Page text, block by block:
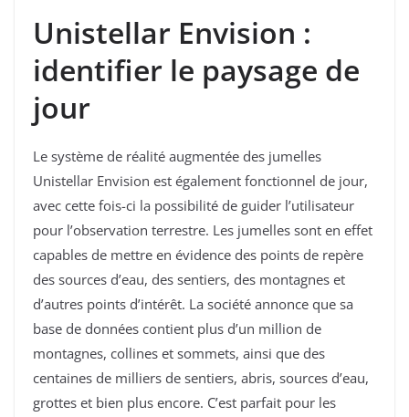
Unistellar Envision :
identifier le paysage de
jour
Le système de réalité augmentée des jumelles
Unistellar Envision est également fonctionnel de jour,
avec cette fois-ci la possibilité de guider l’utilisateur
pour l’observation terrestre. Les jumelles sont en effet
capables de mettre en évidence des points de repère
des sources d’eau, des sentiers, des montagnes et
d’autres points d’intérêt. La société annonce que sa
base de données contient plus d’un million de
montagnes, collines et sommets, ainsi que des
centaines de milliers de sentiers, abris, sources d’eau,
grottes et bien plus encore. C’est parfait pour les